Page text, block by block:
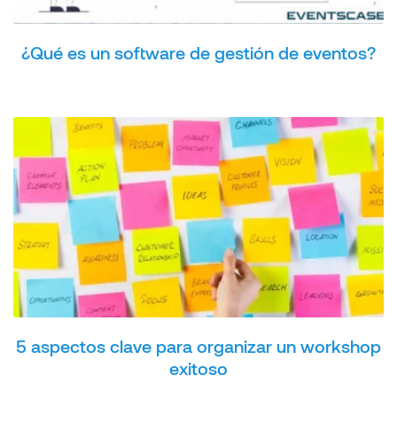
¿Qué es un software de gestión de eventos?
5 aspectos clave para organizar un workshop
exitoso